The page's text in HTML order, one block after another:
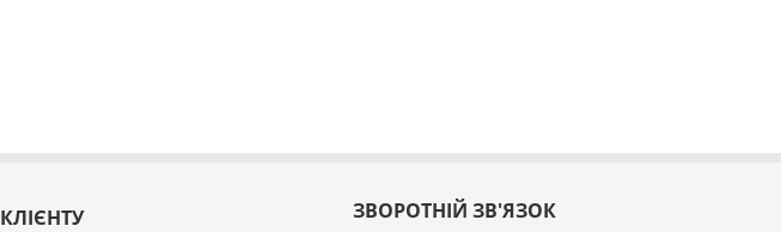
КЛІЄНТУ ЗВОРОТНІЙ ЗВ'ЯЗОК